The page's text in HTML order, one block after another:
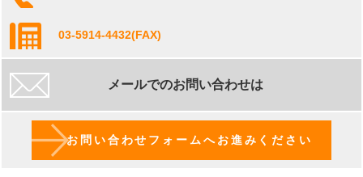
03-5914-4432(FAX)
メールでのお問い合わせは
お問い合わせフォームへお進みください